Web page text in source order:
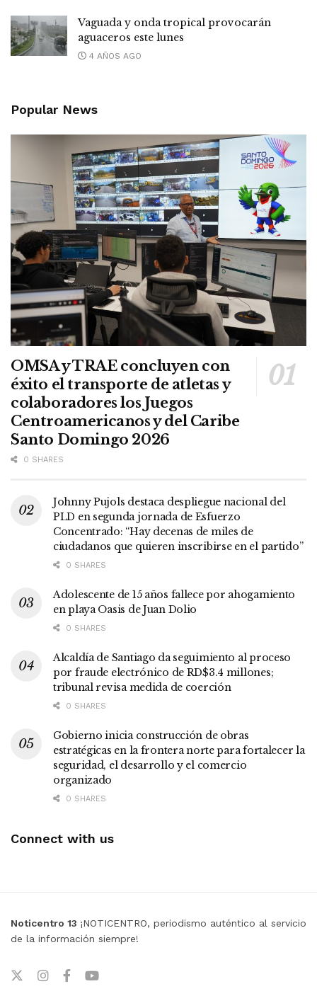
Vaguada y onda tropical provocarán
aguaceros este lunes
4 AÑOS AGO
Popular News
OMSA y TRAE concluyen con
éxito el transporte de atletas y
colaboradores los Juegos
Centroamericanos y del Caribe
Santo Domingo 2026
0 SHARES
Johnny Pujols destaca despliegue nacional del
PLD en segunda jornada de Esfuerzo
Concentrado: “Hay decenas de miles de
ciudadanos que quieren inscribirse en el partido”
0 SHARES
Adolescente de 15 años fallece por ahogamiento
en playa Oasis de Juan Dolio
0 SHARES
Alcaldía de Santiago da seguimiento al proceso
por fraude electrónico de RD$3.4 millones;
tribunal revisa medida de coerción
0 SHARES
Gobierno inicia construcción de obras
estratégicas en la frontera norte para fortalecer la
seguridad, el desarrollo y el comercio
organizado
0 SHARES
Connect with us
Noticentro 13 ¡NOTICENTRO, periodismo auténtico al servicio
de la información siempre!